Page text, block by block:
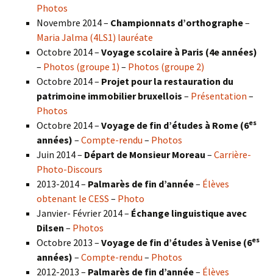
Photos
Novembre 2014 – Championnats d’orthographe–
Maria Jalma (4LS1) lauréate
Octobre 2014 – Voyage scolaire à Paris (4e années)
– Photos (groupe 1) – Photos (groupe 2)
Octobre 2014 – Projet pour la restauration du
patrimoine immobilier bruxellois – Présentation –
Photos
Octobre 2014 – Voyage de fin d’études à Rome (6es
années) – Compte-rendu – Photos
Juin 2014 – Départ de Monsieur Moreau – Carrière-
Photo-Discours
2013-2014 – Palmarès de fin d’année– Élèves
obtenant le CESS – Photo
Janvier- Février 2014 – Échange linguistique avec
Dilsen – Photos
Octobre 2013 – Voyage de fin d’études à Venise (6es
années) – Compte-rendu – Photos
2012-2013 – Palmarès de fin d’année– Élèves